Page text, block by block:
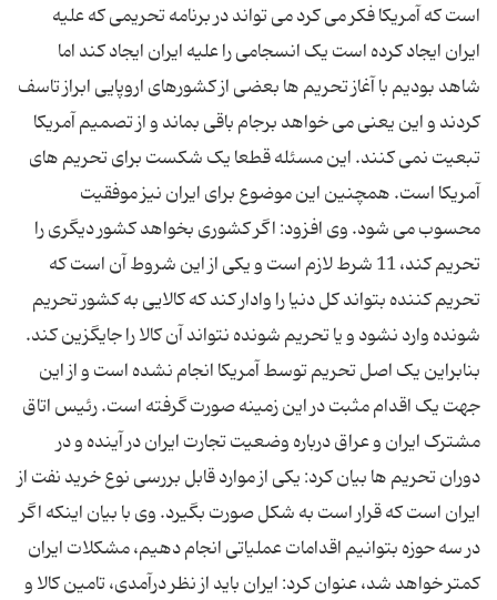
است که آمریکا فکر می کرد می تواند در برنامه تحریمی که علیه
ایران ایجاد کرده است یک انسجامی را علیه ایران ایجاد کند اما
شاهد بودیم با آغاز تحریم ها بعضی از کشورهای اروپایی ابراز تاسف
کردند و این یعنی می خواهد برجام باقی بماند و از تصمیم آمریکا
تبعیت نمی کنند. این مسئله قطعا یک شکست برای تحریم های
آمریکا است. همچنین این موضوع برای ایران نیز موفقیت
محسوب می شود. وی افزود: اگر کشوری بخواهد کشور دیگری را
تحریم کند، 11 شرط لازم است و یکی از این شروط آن است که
تحریم کننده بتواند کل دنیا را وادار کند که کالایی به کشور تحریم
شونده وارد نشود و یا تحریم شونده نتواند آن کالا را جایگزین کند.
بنابراین یک اصل تحریم توسط آمریکا انجام نشده است و از این
جهت یک اقدام مثبت در این زمینه صورت گرفته است. رئیس اتاق
مشترک ایران و عراق درباره وضعیت تجارت ایران در آینده و در
دوران تحریم ها بیان کرد: یکی از موارد قابل بررسی نوع خرید نفت از
ایران است که قرار است به شکل صورت بگیرد. وی با بیان اینکه اگر
در سه حوزه بتوانیم اقدامات عملیاتی انجام دهیم، مشکلات ایران
کمتر خواهد شد، عنوان کرد: ایران باید از نظر درآمدی، تامین کالا و